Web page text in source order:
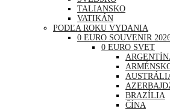
TALIANSKO
VATIKÁN
PODĽA ROKU VYDANIA
0 EURO SOUVENIR
0 EURO SVET
BRAZÍLIA
ČÍNA